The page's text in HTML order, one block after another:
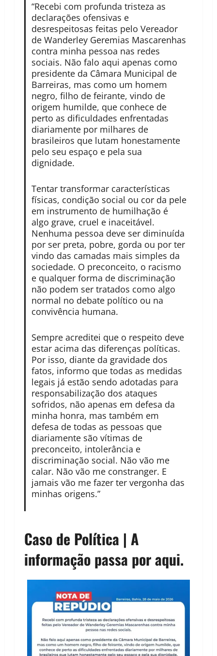
“Recebi com profunda tristeza as
declarações ofensivas e
desrespeitosas feitas pelo Vereador
de Wanderley Geremias Mascarenhas
contra minha pessoa nas redes
sociais. Não falo aqui apenas como
presidente da Câmara Municipal de
Barreiras, mas como um homem
negro, filho de feirante, vindo de
origem humilde, que conhece de
perto as dificuldades enfrentadas
diariamente por milhares de
brasileiros que lutam honestamente
pelo seu espaço e pela sua
dignidade.
Tentar transformar características
físicas, condição social ou cor da pele
em instrumento de humilhação é
algo grave, cruel e inaceitável.
Nenhuma pessoa deve ser diminuída
por ser preta, pobre, gorda ou por ter
vindo das camadas mais simples da
sociedade. O preconceito, o racismo
e qualquer forma de discriminação
não podem ser tratados como algo
normal no debate político ou na
convivência humana.
Sempre acreditei que o respeito deve
estar acima das diferenças políticas.
Por isso, diante da gravidade dos
fatos, informo que todas as medidas
legais já estão sendo adotadas para
responsabilização dos ataques
sofridos, não apenas em defesa da
minha honra, mas também em
defesa de todas as pessoas que
diariamente são vítimas de
preconceito, intolerância e
discriminação social. Não vão me
calar. Não vão me constranger. E
jamais vão me fazer ter vergonha das
minhas origens.”
Caso de Política | A
informação passa por aqui.